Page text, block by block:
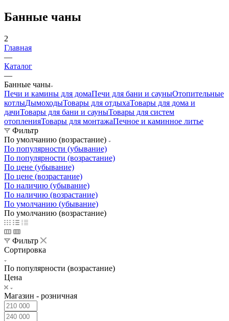
Банные чаны
2
Главная
—
Каталог
—
Банные чаны
Печи и камины для домаПечи для бани и сауныОтопительные
котлыДымоходыТовары для отдыхаТовары для дома и
дачиТовары для бани и сауныТовары для систем
отопленияТовары для монтажаПечное и каминное литье
Фильтр
По умолчанию (возрастание)
По популярности (убывание)
По популярности (возрастание)
По цене (убывание)
По цене (возрастание)
По наличию (убывание)
По наличию (возрастание)
По умолчанию (убывание)
По умолчанию (возрастание)
Фильтр
Сортировка
По популярности (возрастание)
Цена
Магазин - розничная